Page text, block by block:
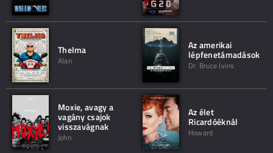
Thelma
Alan
Az amerikai
lépfenetámadások
Dr. Bruce Ivins
Moxie, avagy a
vagány csajok
visszavágnak
John
Az élet
Ricardóéknál
Howard